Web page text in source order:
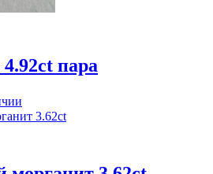
пара